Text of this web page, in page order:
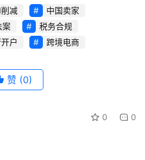
减
中国卖家
案
税务合规
户 跨境电商
赞 (0)
0 0